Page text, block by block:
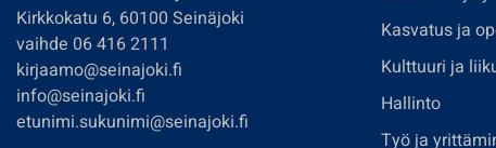
Kirkkokatu 6, 60100 Seinäjoki
vaihde 06 416 2111
kirjaamo@seinajoki.fi
info@seinajoki.fi
etunimi.sukunimi@seinajoki.fi
Kasvatus ja
Kulttuuri ja
Hallinto
Työ ja